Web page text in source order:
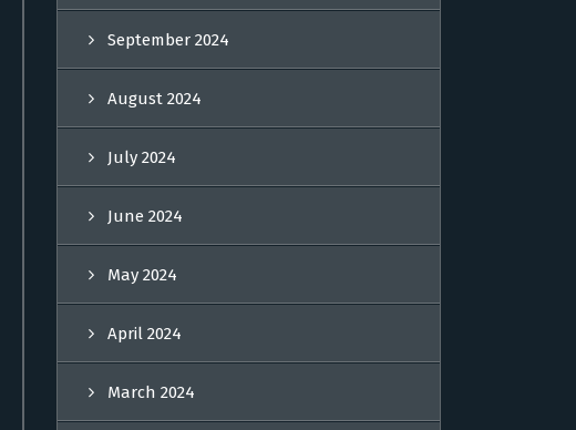
September 2024
August 2024
July 2024
June 2024
May 2024
April 2024
March 2024